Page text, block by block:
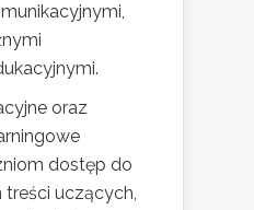
oraz
dostęp do
uczących,